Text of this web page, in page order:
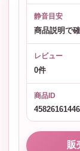
静音目安
商品説明で
レビュー
0件
商品ID
販